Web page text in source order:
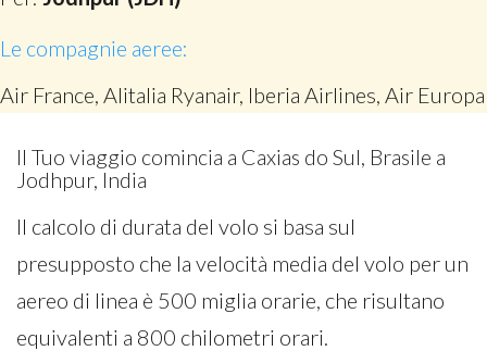
Le compagnie aeree:
Air France, Alitalia Ryanair, Iberia Airlines, Air Europa
Il Tuo viaggio comincia a Caxias do Sul, Brasile a
Jodhpur, India
Il calcolo di durata del volo si basa sul
presupposto che la velocità media del volo per un
aereo di linea è 500 miglia orarie, che risultano
equivalenti a 800 chilometri orari.